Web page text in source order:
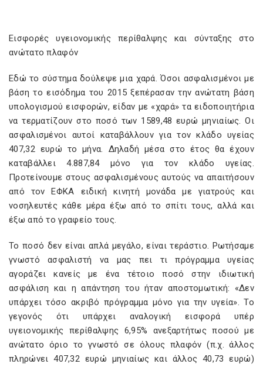
Εισφορές υγειονομικής περίθαλψης και σύνταξης στο
ανώτατο πλαφόν
Εδώ το σύστημα δούλεψε μια χαρά. Όσοι ασφαλισμένοι με
βάση το εισόδημα του 2015 ξεπέρασαν την ανώτατη βάση
υπολογισμού εισφορών, είδαν με «χαρά» τα ειδοποιητήρια
να τερματίζουν στο ποσό των 1589,48 ευρώ μηνιαίως. Οι
ασφαλισμένοι αυτοί καταβάλλουν για τον κλάδο υγείας
407,32 ευρώ το μήνα. Δηλαδή μέσα στο έτος θα έχουν
καταβάλλει 4.887,84 μόνο για τον κλάδο υγείας.
Προτείνουμε στους ασφαλισμένους αυτούς να απαιτήσουν
από τον ΕΦΚΑ ειδική κινητή μονάδα με γιατρούς και
νοσηλευτές κάθε μέρα έξω από το σπίτι τους, αλλά και
έξω από το γραφείο τους.
Το ποσό δεν είναι απλά μεγάλο, είναι τεράστιο. Ρωτήσαμε
γνωστό ασφαλιστή να μας πει τι πρόγραμμα υγείας
αγοράζει κανείς με ένα τέτοιο ποσό στην ιδιωτική
ασφάλιση και η απάντηση του ήταν αποστομωτική: «Δεν
υπάρχει τόσο ακριβό πρόγραμμα μόνο για την υγεία». Το
γεγονός ότι υπάρχει αναλογική εισφορά υπέρ
υγειονομικής περίθαλψης 6,95% ανεξαρτήτως ποσού με
ανώτατο όριο το γνωστό σε όλους πλαφόν (π.χ. άλλος
πληρώνει 407,32 ευρώ μηνιαίως και άλλος 40,73 ευρώ)